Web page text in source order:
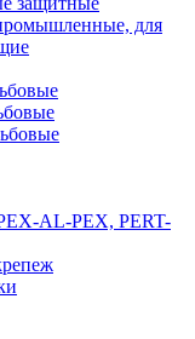
для
AL-PEX, PERT-